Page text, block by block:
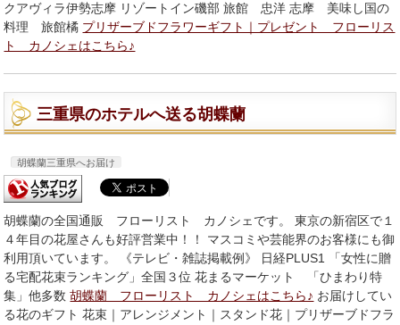
クアヴィラ伊勢志摩 リゾートイン磯部 旅館 忠洋 志摩 美味し国の
料理 旅館橘 プリザーブドフラワーギフト｜プレゼント フローリス
ト カノシェはこちら♪
三重県のホテルへ送る胡蝶蘭
胡蝶蘭三重県へお届け
胡蝶蘭の全国通販 フローリスト カノシェです。 東京の新宿区で１
４年目の花屋さんも好評営業中！！ マスコミや芸能界のお客様にも御
利用頂いています。 《テレビ・雑誌掲載例》 日経PLUS1 「女性に贈
る宅配花束ランキング」全国３位 花まるマーケット 「ひまわり特
集」他多数胡蝶蘭 フローリスト カノシェはこちら♪ お届けしてい
る花のギフト 花束｜アレンジメント｜スタンド花｜プリザーブドフラ